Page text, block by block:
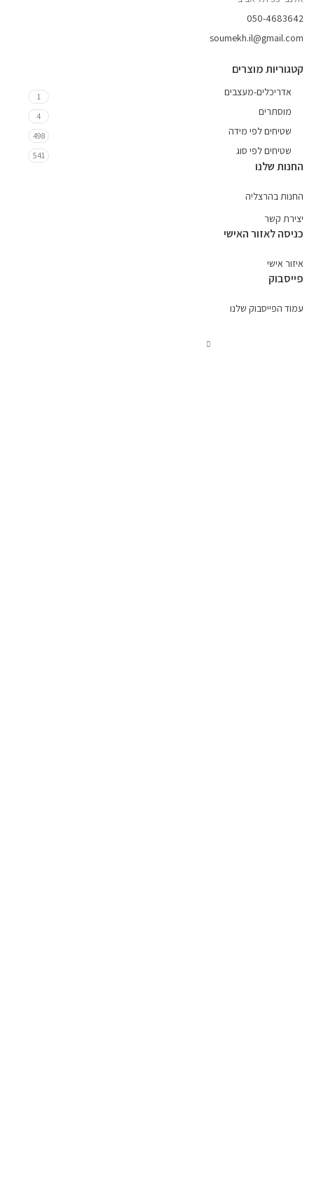
050-4683642
soumekh.il@gmail.com
קטגוריות מוצרים
אדריכלים-מעצבים 1
מוסתרים 4
שטיחים לפי מידה 498
שטיחים לפי סוג 541
החנות שלנו
החנות בהרצליה
יצירת קשר
כניסה לאזור האישי
איזור אישי
פייסבוק
עמוד הפייסבוק שלנו